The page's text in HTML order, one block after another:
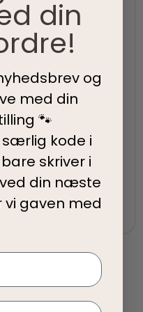
samme dag
Google og
at hjælpe dig
I kan nyde vores
springe budgettet.
din
og
med din
🐾
kode i
skriver i
din næste
gaven med